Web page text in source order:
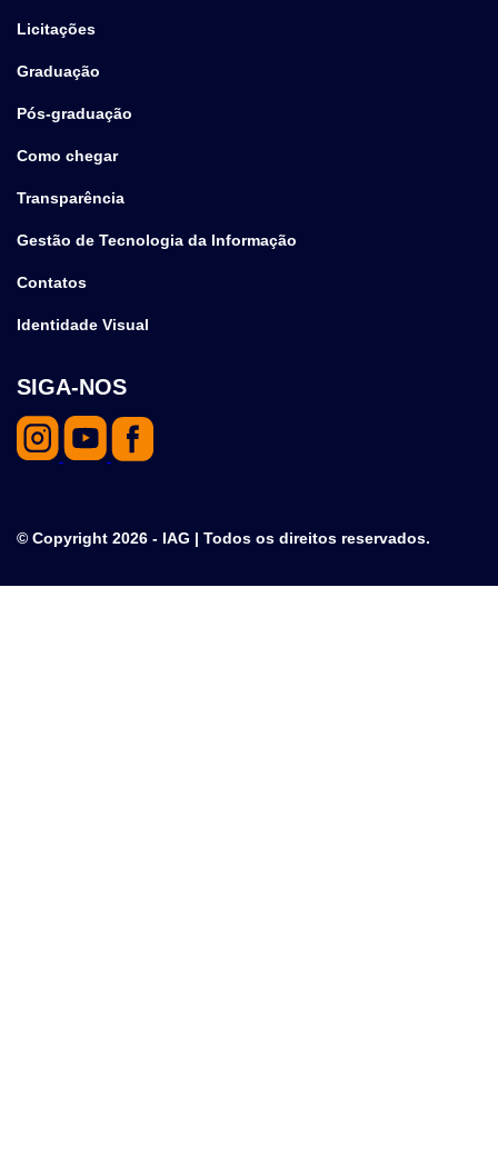
Licitações
Graduação
Pós-graduação
Como chegar
Transparência
Gestão de Tecnologia da Informação
Contatos
Identidade Visual
SIGA-NOS
© Copyright 2026 - IAG | Todos os direitos reservados.